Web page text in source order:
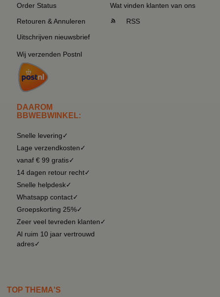
Order Status
Retouren & Annuleren
Uitschrijven nieuwsbrief
Wij verzenden Postnl
DAAROM
BBWEBWINKEL:
Snelle levering✓
Lage verzendkosten✓
vanaf € 99 gratis✓
14 dagen retour recht✓
Snelle helpdesk✓
Whatsapp contact✓
Groepskorting 25%✓
Zeer veel tevreden klanten✓
Al ruim 10 jaar vertrouwd
adres✓
Wat vinden klanten van ons
RSS
TOP THEMA'S